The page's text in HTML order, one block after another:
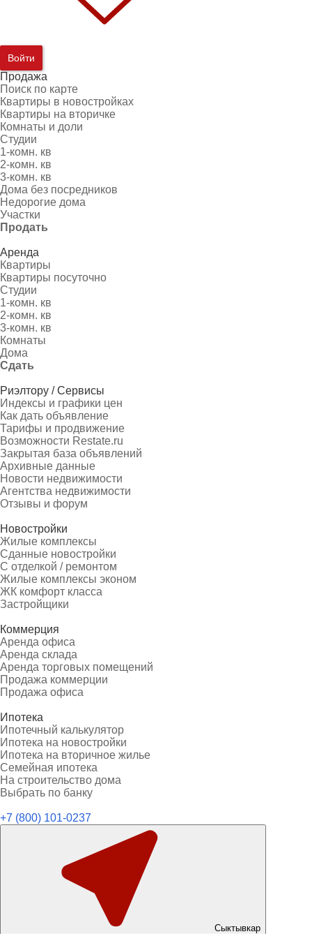
Войти
Продажа
Поиск по карте
Квартиры в новостройках
Квартиры на вторичке
Комнаты и доли
Студии
1-комн. кв
2-комн. кв
3-комн. кв
Дома без посредников
Недорогие дома
Участки
Продать
Аренда
Квартиры
Квартиры посуточно
Студии
1-комн. кв
2-комн. кв
3-комн. кв
Комнаты
Дома
Сдать
Риэлтору / Сервисы
Индексы и графики цен
Как дать объявление
Тарифы и продвижение
Возможности Restate.ru
Закрытая база объявлений
Архивные данные
Новости недвижимости
Агентства недвижимости
Отзывы и форум
Новостройки
Жилые комплексы
Сданные новостройки
С отделкой / ремонтом
Жилые комплексы эконом
ЖК комфорт класса
Застройщики
Коммерция
Аренда офиса
Аренда склада
Аренда торговых помещений
Продажа коммерции
Продажа офиса
Ипотека
Ипотечный калькулятор
Ипотека на новостройки
Ипотека на вторичное жилье
Семейная ипотека
На строительство дома
Выбрать по банку
+7 (800) 101-0237
Сыктывкар